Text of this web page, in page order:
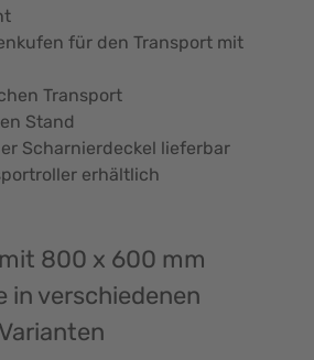
für den Transport mit
Transport
Stand
Scharnierdeckel lieferbar
erhältlich
800 x 600 mm
in verschiedenen